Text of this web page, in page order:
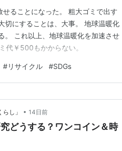
ることになった。 粗大ゴミで出す
切にすることは、大事。 地球温暖化
。 これ以上、地球温暖化を加速させ
代￥500もかからない。
#リサイクル #SDGs
し」 • 14日前
どうする？ワンコイン＆時